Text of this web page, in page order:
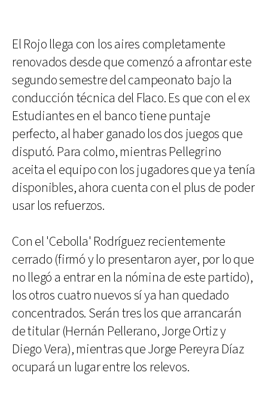
El Rojo llega con los aires completamente
renovados desde que comenzó a afrontar este
segundo semestre del campeonato bajo la
conducción técnica del Flaco. Es que con el ex
Estudiantes en el banco tiene puntaje
perfecto, al haber ganado los dos juegos que
disputó. Para colmo, mientras Pellegrino
aceita el equipo con los jugadores que ya tenía
disponibles, ahora cuenta con el plus de poder
usar los refuerzos.
Con el 'Cebolla' Rodríguez recientemente
cerrado (firmó y lo presentaron ayer, por lo que
no llegó a entrar en la nómina de este partido),
los otros cuatro nuevos sí ya han quedado
concentrados. Serán tres los que arrancarán
de titular (Hernán Pellerano, Jorge Ortiz y
Diego Vera), mientras que Jorge Pereyra Díaz
ocupará un lugar entre los relevos.